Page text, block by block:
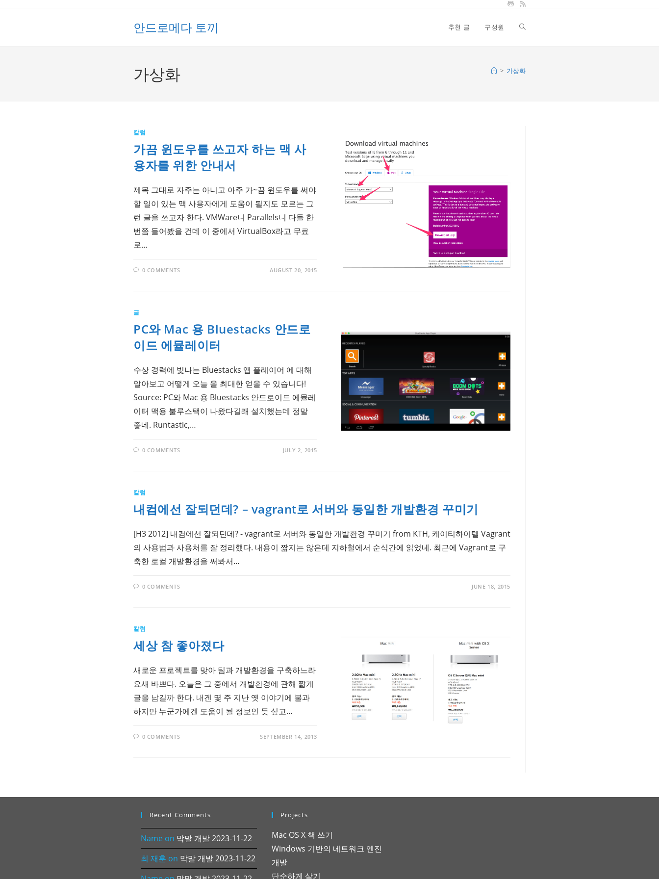
안드로메다 토끼 추천 글 구성원 Toggle
가상화 > 가상화
칼럼
가끔 윈도우를 쓰고자 하는 맥 사
용자를 위한 안내서
제목 그대로 자주는 아니고 아주 가~끔 윈도우를 써야
할 일이 있는 맥 사용자에게 도움이 될지도 모르는 그
런 글을 쓰고자 한다. VMWare니 Parallels니 다들 한
번쯤 들어봤을 건데 이 중에서 VirtualBox라고 무료
로…
0 COMMENTS AUGUST 20, 2015
글
PC와 Mac 용 Bluestacks 안드로
이드 에뮬레이터
수상 경력에 빛나는 Bluestacks 앱 플레이어 에 대해
알아보고 어떻게 오늘 을 최대한 얻을 수 있습니다!
Source: PC와 Mac 용 Bluestacks 안드로이드 에뮬레
이터 맥용 불루스택이 나왔다길래 설치했는데 정말
좋네. Runtastic,…
0 COMMENTS JULY 2, 2015
칼럼
내컴에선 잘되던데? – vagrant로 서버와 동일한 개발환경 꾸미기
[H3 2012] 내컴에선 잘되던데? - vagrant로 서버와 동일한 개발환경 꾸미기 from KTH, 케이티하이텔 Vagrant
의 사용법과 사용처를 잘 정리했다. 내용이 짧지는 않은데 지하철에서 순식간에 읽었네. 최근에 Vagrant로 구
축한 로컬 개발환경을 써봐서…
0 COMMENTS JUNE 18, 2015
칼럼
세상 참 좋아졌다
새로운 프로젝트를 맞아 팀과 개발환경을 구축하느라
요새 바쁘다. 오늘은 그 중에서 개발환경에 관해 짧게
글을 남길까 한다. 내겐 몇 주 지난 옛 이야기에 불과
하지만 누군가에겐 도움이 될 정보인 듯 싶고…
0 COMMENTS SEPTEMBER 14, 2013
Recent Comments
Name on 막말 개발 2023-11-22
최 재훈 on 막말 개발 2023-11-22
Projects
Mac OS X 책 쓰기
Windows 기반의 네트워크 엔진
개발
단순하게 살기